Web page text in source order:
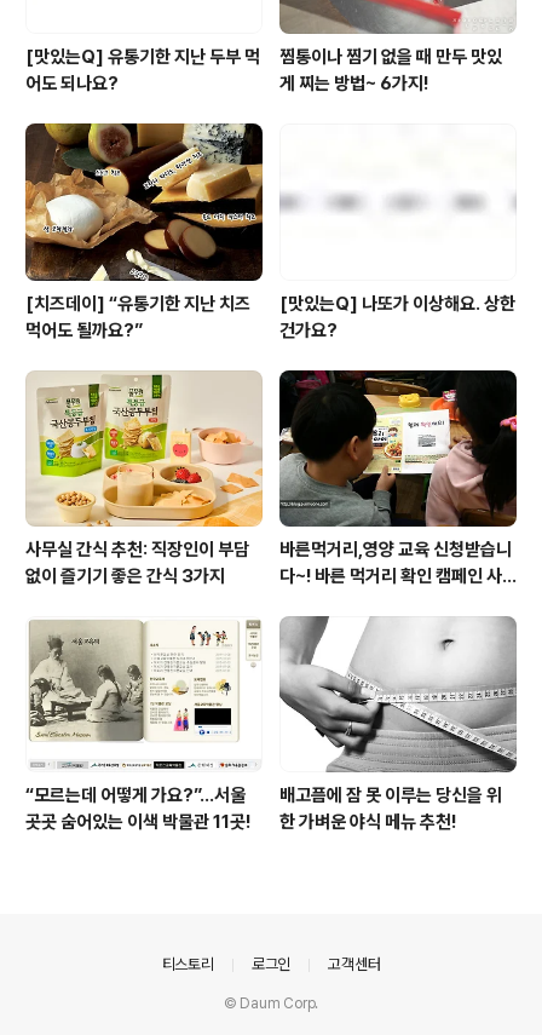
[맛있는Q] 유통기한 지난 두부 먹
어도 되나요?
찜통이나 찜기 없을 때 만두 맛있
게 찌는 방법~ 6가지!
[치즈데이] “유통기한 지난 치즈
먹어도 될까요?”
[맛있는Q] 나또가 이상해요. 상한
건가요?
사무실 간식 추천: 직장인이 부담
없이 즐기기 좋은 간식 3가지
바른먹거리,영양 교육 신청받습니
다~! 바른 먹거리 확인 캠페인 사
“모르는데 어떻게 가요?”...서울
곳곳 숨어있는 이색 박물관 11곳!
배고픔에 잠 못 이루는 당신을 위
한 가벼운 야식 메뉴 추천!
티스토리 로그인 고객센터
© Daum Corp.